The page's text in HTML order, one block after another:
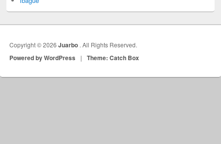
Copyright © 2026Juarbo . All Rights Reserved.
Powered by WordPress | Theme: Catch Box